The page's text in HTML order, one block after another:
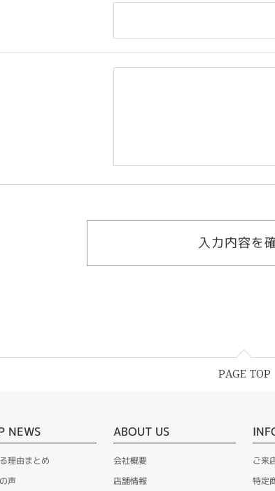
PAGE TOP
NEWS
理由まとめ
声
ABOUT US
会社概要
店舗情報
ご来
特定